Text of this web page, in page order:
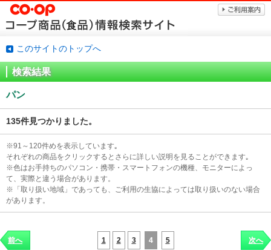
このサイトのトップへ
検索結果
パン
135件見つかりました。
※91～120件めを表示しています｡
それぞれの商品をクリックするとさらに詳しい説明を見ることができます｡
※色はお手持ちのパソコン・携帯・スマートフォンの機種、モニターによっ
て、実際と違う場合があります。
※「取り扱い地域」であっても、ご利用の生協によっては取り扱いのない場合
があります。
前へ 1 2 3 4 5 次へ